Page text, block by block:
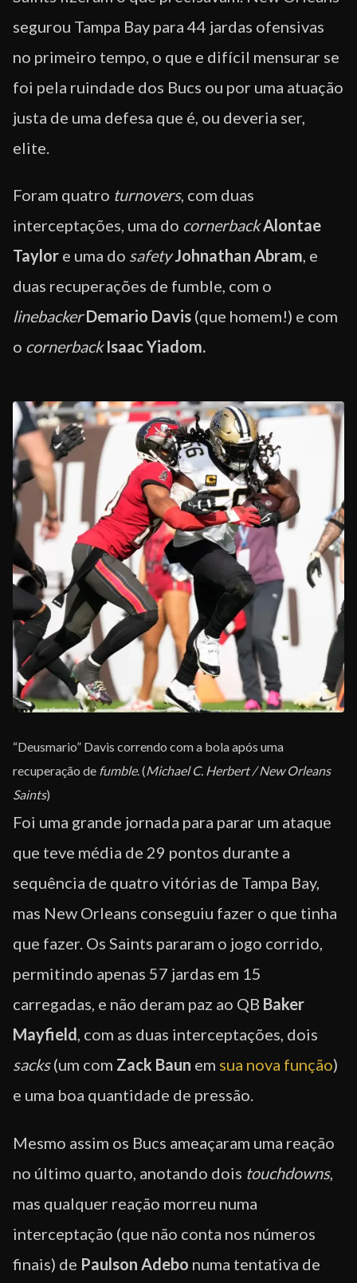
segurou Tampa Bay para 44 jardas ofensivas
no primeiro tempo, o que e difícil mensurar se
foi pela ruindade dos Bucs ou por uma atuação
justa de uma defesa que é, ou deveria ser,
elite.
Foram quatro turnovers, com duas
interceptações, uma do cornerbackAlontae
Taylor e uma do safety Johnathan Abram, e
duas recuperações de fumble, com o
linebacker Demario Davis (que homem!) e com
o cornerback Isaac Yiadom.
“Deusmario” Davis correndo com a bola após uma
recuperação de fumble. (Michael C. Herbert / New Orleans
Saints)
Foi uma grande jornada para parar um ataque
que teve média de 29 pontos durante a
sequência de quatro vitórias de Tampa Bay,
mas New Orleans conseguiu fazer o que tinha
que fazer. Os Saints pararam o jogo corrido,
permitindo apenas 57 jardas em 15
carregadas, e não deram paz ao QB Baker
Mayfield, com as duas interceptações, dois
sacks(um com Zack Baun em sua nova função)
e uma boa quantidade de pressão.
Mesmo assim os Bucs ameaçaram uma reação
no último quarto, anotando dois touchdowns,
mas qualquer reação morreu numa
interceptação (que não conta nos números
finais) de Paulson Adebo numa tentativa de